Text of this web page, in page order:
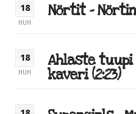
18
HUH
Nörtit –
18
HUH
Ahlaste tuupi
kaveri (2:23)